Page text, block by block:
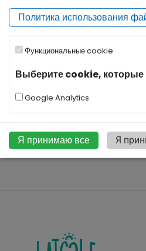
Политика использования
Функциональные cookie
Выберите cookie,
Google Analytics
Я принимаю все Я